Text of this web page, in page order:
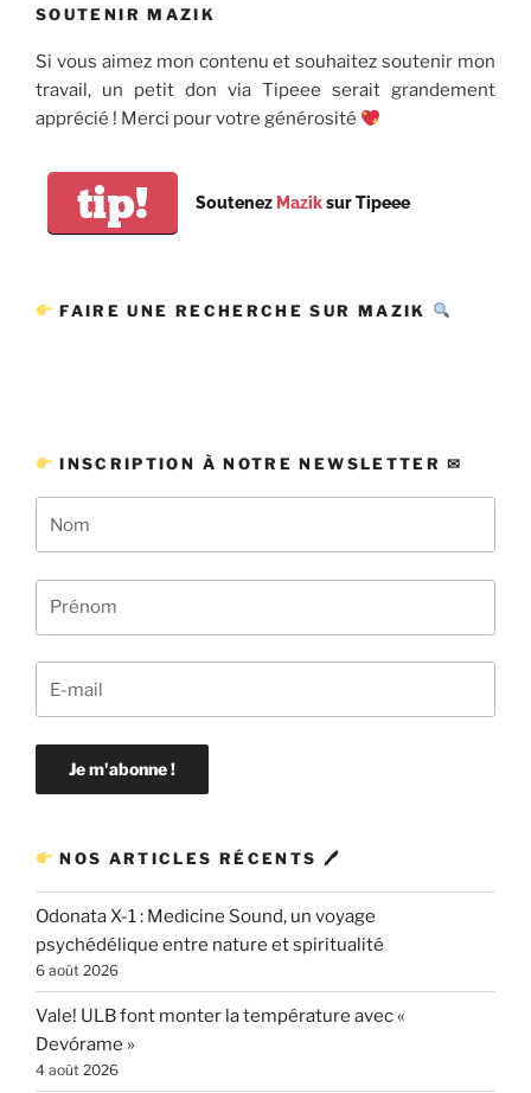
SOUTENIR MAZIK
Si vous aimez mon contenu et souhaitez soutenir mon
travail, un petit don via Tipeee serait grandement
apprécié ! Merci pour votre générosité
tip! Soutenez Maziksur Tipeee
FAIRE UNE RECHERCHE SUR MAZIK
INSCRIPTION À NOTRE NEWSLETTER ✉
NOS ARTICLES RÉCENTS 🖊
Odonata X-1 : Medicine Sound, un voyage
psychédélique entre nature et spiritualité
6 août 2026
Vale! ULB font monter la température avec «
Devórame »
4 août 2026